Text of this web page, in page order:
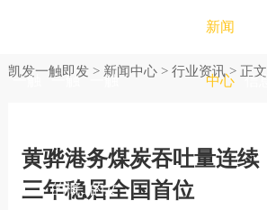
一触 一触
的概
一触
的文
新闻
中心 信息
凯发一触即发> 新闻中心> 行业资讯> 正文
黄骅港务煤炭吞吐量连续
三年稳居全国首位